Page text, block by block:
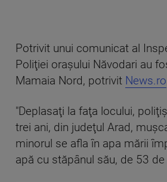
Potrivit unui comunicat al
Poliţiei oraşului Năvodari au
Mamaia Nord, potrivit News.ro
"Deplasaţi la faţa locului,
trei ani, din judeţul Arad,
minorul se afla în apa mării
apă cu stăpânul său, de 53